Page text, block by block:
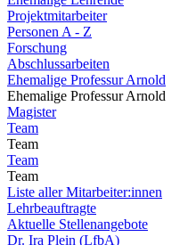
Projektmitarbeiter
Personen A - Z
Forschung
Abschlussarbeiten
Ehemalige Professur Arnold
Ehemalige Professur Arnold
Magister
Team
Team
Team
Team
Liste aller Mitarbeiter:innen
Lehrbeauftragte
Aktuelle Stellenangebote
Dr. Ira Plein (LfbA)